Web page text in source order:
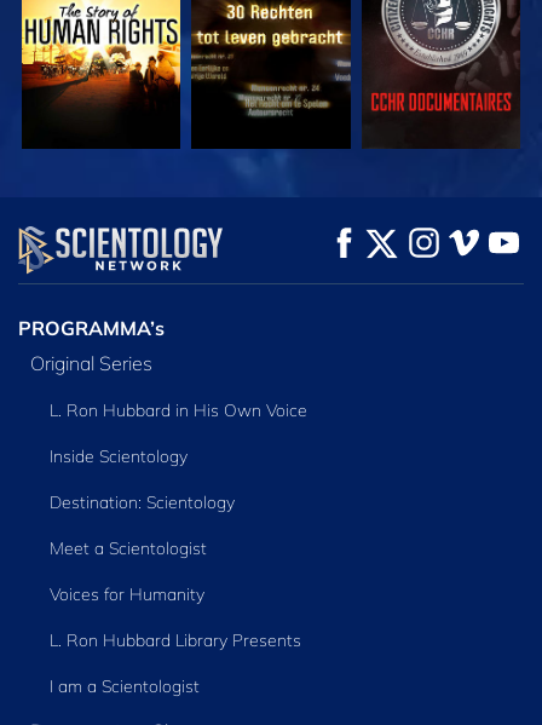
KIJK VERKEN DE SERIE
PROGRAMMA’s
Original Series
L. Ron Hubbard in His Own Voice
Inside Scientology
Destination: Scientology
Meet a Scientologist
Voices for Humanity
L. Ron Hubbard Library Presents
I am a Scientologist